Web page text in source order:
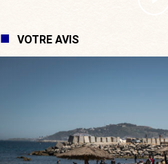
VOTRE AVIS